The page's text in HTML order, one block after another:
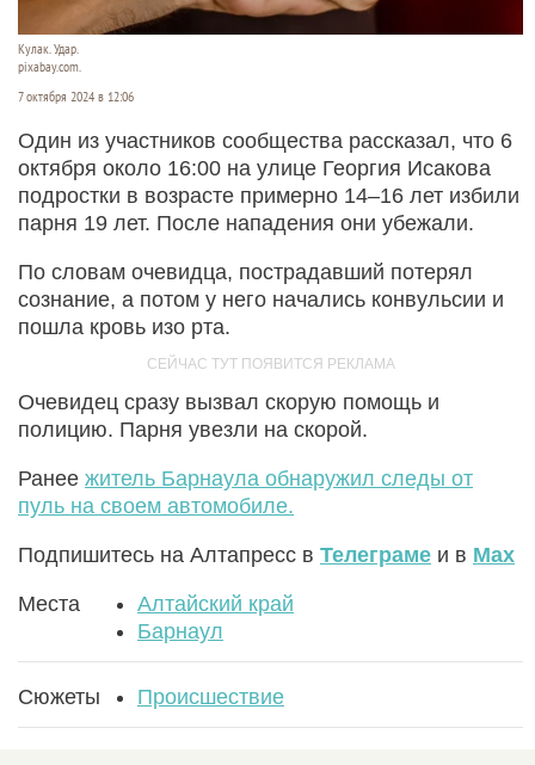
Кулак. Удар.
pixabay.com.
7 октября 2024 в 12:06
Один из участников сообщества рассказал, что 6
октября около 16:00 на улице Георгия Исакова
подростки в возрасте примерно 14–16 лет избили
парня 19 лет. После нападения они убежали.
По словам очевидца, пострадавший потерял
сознание, а потом у него начались конвульсии и
пошла кровь изо рта.
Очевидец сразу вызвал скорую помощь и
полицию. Парня увезли на скорой.
Ранее житель Барнаула обнаружил следы от
пуль на своем автомобиле.
Подпишитесь на Алтапресс в Телеграме и в Max
Места
Алтайский край
Барнаул
Сюжеты Происшествие